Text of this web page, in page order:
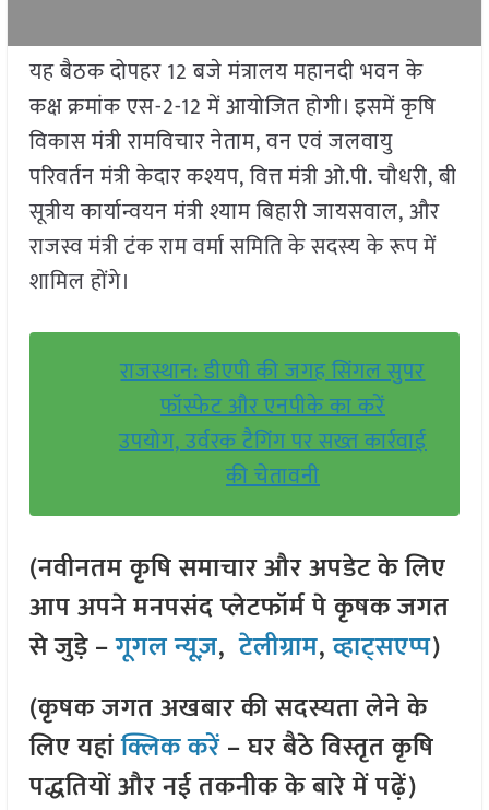
यह बैठक दोपहर 12 बजे मंत्रालय महानदी भवन के
कक्ष क्रमांक एस-2-12 में आयोजित होगी। इसमें कृषि
विकास मंत्री रामविचार नेताम, वन एवं जलवायु
परिवर्तन मंत्री केदार कश्यप, वित्त मंत्री ओ.पी. चौधरी, बी
सूत्रीय कार्यान्वयन मंत्री श्याम बिहारी जायसवाल, और
राजस्व मंत्री टंक राम वर्मा समिति के सदस्य के रूप में
शामिल होंगे।
राजस्थान: डीएपी की जगह सिंगल सुपर
फॉस्फेट और एनपीके का करें
उपयोग, उर्वरक टैगिंग पर सख्त कार्रवाई
की चेतावनी
(नवीनतम कृषि समाचार और अपडेट के लिए
आप अपने मनपसंद प्लेटफॉर्म पे कृषक जगत
से जुड़े –गूगल न्यूज़,टेलीग्राम,व्हाट्सएप्प)
(कृषक जगत अखबार की सदस्यता लेने के
लिए यहांक्लिक करें– घर बैठे विस्तृत कृषि
पद्धतियों और नई तकनीक के बारे में पढ़ें)